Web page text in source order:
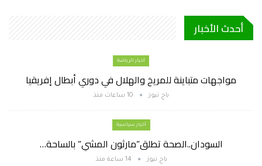
أحدث الأخبار
أخبار الرياضة
مواجهات متباينة للمريخ والهلال في دوري أبطال إفريقيا
باج نيوز 10 ساعات منذ
أخبار سياسية
السودان..الصحة تطلق”مارثون المشي” بالساحة…
باج نيوز 14 ساعة منذ